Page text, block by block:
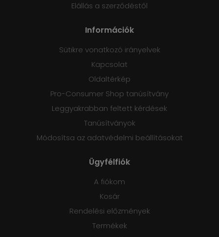
Elállás a szerződéstől
Információk
Sütikre vonatkozó irányelvek
Kapcsolat
Oldaltérkép
Pro-Consumer Shop tanúsítvány
Leggyakrabban feltett kérdések
Tanúsítványok
Módosítsa az adatvédelmi beállításokat
Ügyfélfiók
A fiókom
Kosár
Rendelési előzmények
Termékek